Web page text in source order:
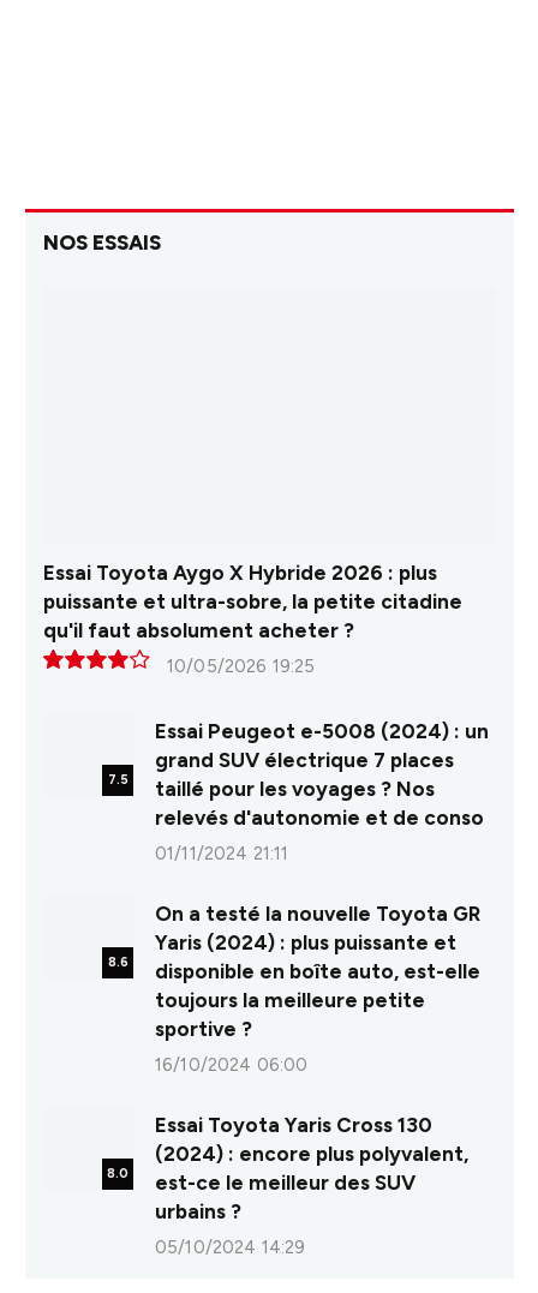
NOS ESSAIS
Essai Toyota Aygo X Hybride 2026 : plus
puissante et ultra-sobre, la petite citadine
qu'il faut absolument acheter ?
10/05/2026 19:25
7.5
Essai Peugeot e-5008 (2024) : un
grand SUV électrique 7 places
taillé pour les voyages ? Nos
relevés d'autonomie et de conso
01/11/2024 21:11
8.6
On a testé la nouvelle Toyota GR
Yaris (2024) : plus puissante et
disponible en boîte auto, est-elle
toujours la meilleure petite
sportive ?
16/10/2024 06:00
8.0
Essai Toyota Yaris Cross 130
(2024) : encore plus polyvalent,
est-ce le meilleur des SUV
urbains ?
05/10/2024 14:29